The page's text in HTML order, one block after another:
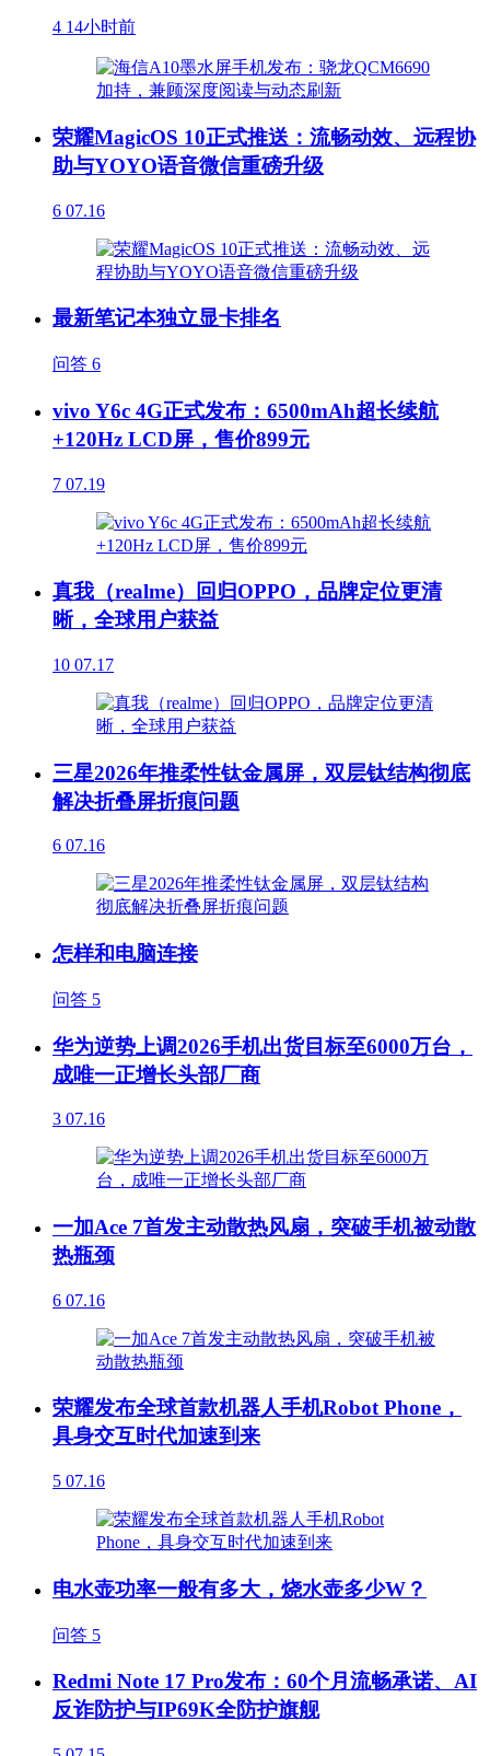
4 14小时前
荣耀MagicOS 10正式推送：流畅动效、远程协
助与YOYO语音微信重磅升级
6 07.16
最新笔记本独立显卡排名
问答 6
vivo Y6c 4G正式发布：6500mAh超长续航
+120Hz LCD屏，售价899元
7 07.19
真我（realme）回归OPPO，品牌定位更清
晰，全球用户获益
10 07.17
三星2026年推柔性钛金属屏，双层钛结构彻底
解决折叠屏折痕问题
6 07.16
怎样和电脑连接
问答 5
华为逆势上调2026手机出货目标至6000万台，
成唯一正增长头部厂商
3 07.16
一加Ace 7首发主动散热风扇，突破手机被动散
热瓶颈
6 07.16
荣耀发布全球首款机器人手机Robot Phone，
具身交互时代加速到来
5 07.16
电水壶功率一般有多大，烧水壶多少W？
问答 5
Redmi Note 17 Pro发布：60个月流畅承诺、AI
反诈防护与IP69K全防护旗舰